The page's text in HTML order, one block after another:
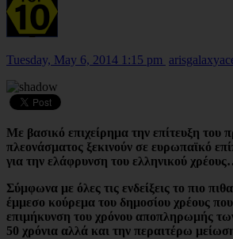
Tuesday, May 6, 2014 1:15 pm
Με βασικό επιχείρημα την επίτευξη του
πλεονάσματος ξεκινούν σε ευρωπαϊκό
για την ελάφρυνση του ελληνικού
Σύμφωνα με όλες τις ενδείξεις το πιο
έμμεσο κούρεμα του δημοσίου χρέους
επιμήκυνση του χρόνου αποπληρωμής
50 χρόνια αλλά και την περαιτέρω